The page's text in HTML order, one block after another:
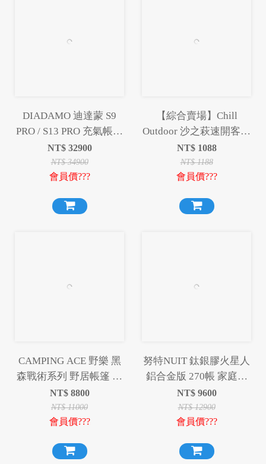
DIADAMO 迪達蒙 S9
PRO / S13 PRO 充氣帳篷
充氣帳 快速帳 速搭帳 充
氣 露營 小玩家露營用品
NT$ 32900
NT$34900
會員價???
【綜合賣場】Chill
Outdoor 沙之萩速開客廳
帳 客廳帳 天幕 邊布 雙
層圍布 延伸天幕 露營 野
營
NT$ 1088
NT$1188
會員價???
CAMPING ACE 野樂 黑
森戰術系列 野居帳篷 帳
篷 黑色 沙色 300帳 露營
野營
NT$ 8800
NT$11000
會員價???
努特NUIT 鈦銀膠火星人
鋁合金版 270帳 家庭帳
篷六人帳蓬 耐水壓
3000mm NTG247BK
NT$ 9600
NT$12900
會員價???